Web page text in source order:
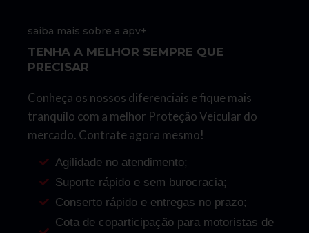
saiba mais sobre a apv+
TENHA A MELHOR SEMPRE QUE
PRECISAR
Conheça os nossos diferenciais e fique mais
tranquilo com a melhor Proteção Veicular do
mercado. Contrate agora mesmo!
Agilidade no atendimento;
Suporte rápido e sem burocracia;
Conserto rápido e entregas no prazo;
Cota de coparticipação para motoristas de